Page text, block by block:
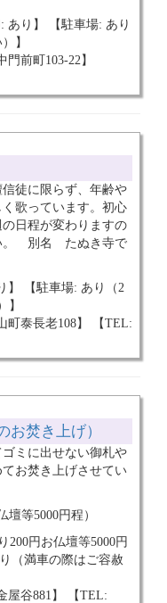
あり】 【駐車場: あり
】
門前町103-22】
徒に限らず、年齢や
歌っています。初心
日程が変わりますの
。 別名 たぬき寺で
】 【駐車場: あり（2
】
町泰長老108】 【TEL:
お焚き上げ）
ミに出せない御札や
お焚き上げさせてい
等5000円程）
200円お仏壇等5000円
（満車の際はご容赦
屋谷881】 【TEL: